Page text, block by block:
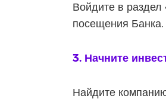
Войдите в раздел
посещения Банка.
3. Начните
Найдите